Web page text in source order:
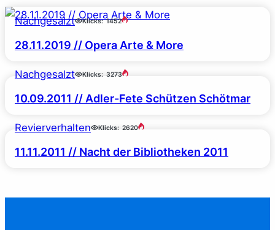
Nachgesalzt Klicks: 1452
28.11.2019 // Opera Arte & More
Nachgesalzt Klicks: 3273
10.09.2011 // Adler-Fete Schützen Schötmar
Revierverhalten Klicks: 2620
11.11.2011 // Nacht der Bibliotheken 2011